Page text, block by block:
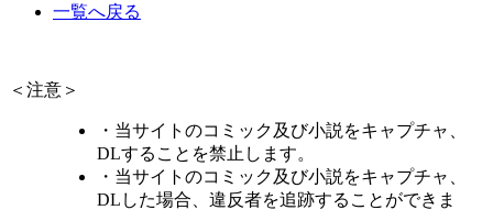
一覧へ戻る
＜注意＞
・当サイトのコミック及び小説をキャプチャ、
DLすることを禁止します。
・当サイトのコミック及び小説をキャプチャ、
DLした場合、違反者を追跡することができま